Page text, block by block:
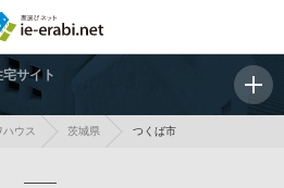
サイト
ウス 茨城県 つくば市